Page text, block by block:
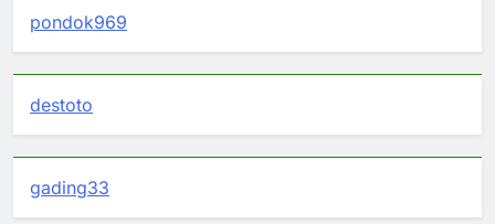
pondok969
destoto
gading33